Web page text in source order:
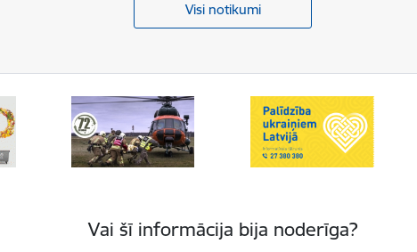
Visi notikumi
Vai šī informācija bija noderīga?